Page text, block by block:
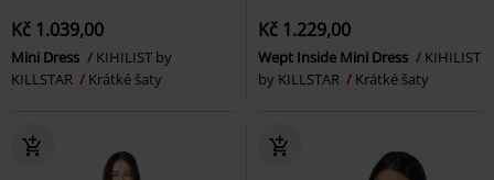
Kč 1.039,00
Mini Dress
KIHILIST by
KILLSTAR
Krátké šaty
Kč 1.229,00
Wept Inside Mini Dress
KIHILIST
by KILLSTAR
Krátké šaty